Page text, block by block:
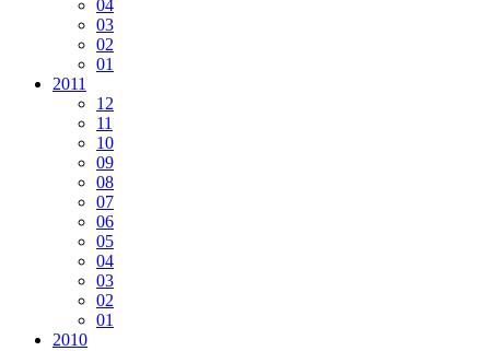
04
03
02
01
2011
12
11
10
09
08
07
06
05
04
03
02
01
2010